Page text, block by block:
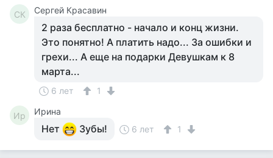
СК Сергей Красавин
2 раза бесплатно - начало и конц жизни.
Это понятно! А платить надо... За ошибки и
грехи... А еще на подарки Девушкам к 8
марта...
6 лет 1
Ир Ирина
Нет Зубы! 6 лет 1